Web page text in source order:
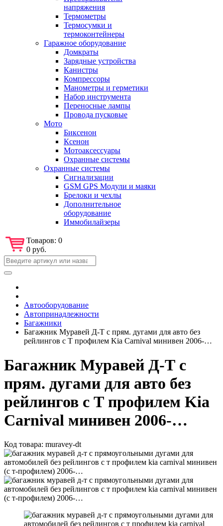
напряжения
Термометры
Термосумки и
термоконтейнеры
Гаражное оборудование
Домкраты
Зарядные устройства
Канистры
Компрессоры
Манометры и герметики
Набор инструмента
Переносные лампы
Провода пусковые
Мото
Биксенон
Ксенон
Мотоаксессуары
Охранные системы
Охранные системы
Сигнализации
GSM GPS Модули и маяки
Брелоки и чехлы
Дополнительное
оборудование
Иммобилайзеры
Товаров: 0
0 руб.
Автооборудование
Автопринадлежности
Багажники
Багажник Муравей Д-Т с прям. дугами для авто без
рейлингов с Т профилем Kia Carnival минивен 2006-…
Багажник Муравей Д-Т с
прям. дугами для авто без
рейлингов с Т профилем Kia
Carnival минивен 2006-…
Код товара: muravey-dt